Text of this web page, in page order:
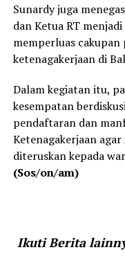
Sunardy juga
dan Ketua RT
memperluas
ketenagakerjaan di
Dalam kegiatan itu,
kesempatan
pendaftaran dan
Ketenagakerjaan
diteruskan kepada
(Sos/on/am)
Ikuti Berita